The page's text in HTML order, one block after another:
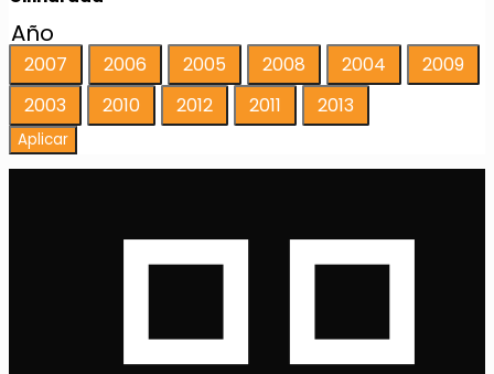
Año
2007 2006 2005 2008 2004
2009
2003
2010 2012 2011 2013
Aplicar